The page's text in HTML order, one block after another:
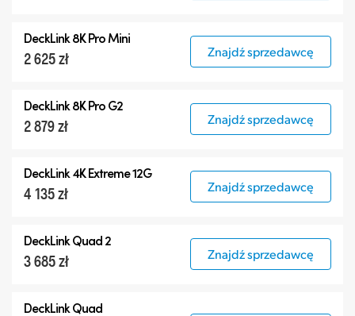
DeckLink 8K Pro Mini
2 625 zł Znajdź sprzedawcę
DeckLink 8K Pro G2
2 879 zł Znajdź sprzedawcę
DeckLink 4K Extreme 12G
4 135 zł Znajdź sprzedawcę
DeckLink Quad 2
3 685 zł Znajdź sprzedawcę
DeckLink Quad